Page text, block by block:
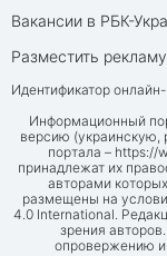
Вакансии в РБК-
Разместить рекламу
Идентификатор
Информационный
версию (украинскую,
портала – https://
принадлежат их
авторами
размещены на
4.0 International.
зрения
опровержению и